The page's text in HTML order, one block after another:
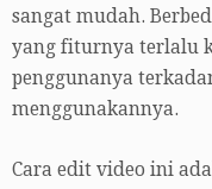
sangat mudah.
yang fiturnya terlalu
penggunanya
menggunakannya.
Cara edit video ini